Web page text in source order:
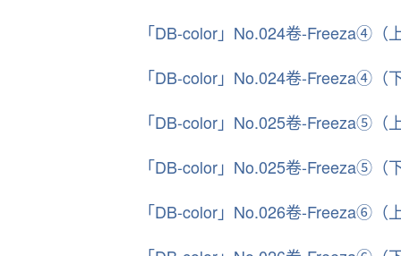
「DB-color」No.024卷-Freeza④（上
「DB-color」No.024卷-Freeza④（下
「DB-color」No.025卷-Freeza⑤（上
「DB-color」No.025卷-Freeza⑤（下
「DB-color」No.026卷-Freeza⑥（上